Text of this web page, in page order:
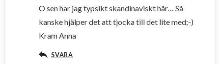
O sen har jag typsikt skandinaviskt hår… Så
kanske hjälper det att tjocka till det lite med;-)
Kram Anna
SVARA